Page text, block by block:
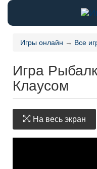
Игры онлайн → Все
Игра
Клаусом
На весь экран